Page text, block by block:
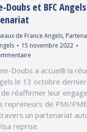
Doubs et BFC
de France Angels,
15 novembre 2022
Doubs a accueilli la
le 13 octobre
de réaffirmer leur
repreneurs de PMI/
un partenariat
reprise.